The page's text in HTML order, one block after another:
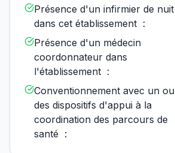
Présence d'un infirmier de nuit
dans cet établissement :
Présence d'un médecin
coordonnateur dans
l'établissement :
Conventionnement avec un ou
des dispositifs d'appui à la
coordination des parcours de
santé :